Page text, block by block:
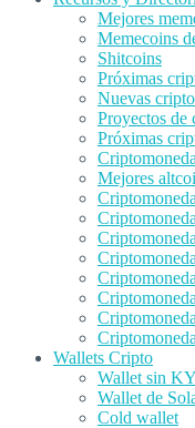
Mejores
Memecoins
Shitcoins
Próximas
Nuevas
Proyectos de
Próximas
Mejores
Wallets Cripto
Wallet sin
Wallet de
Cold wallet